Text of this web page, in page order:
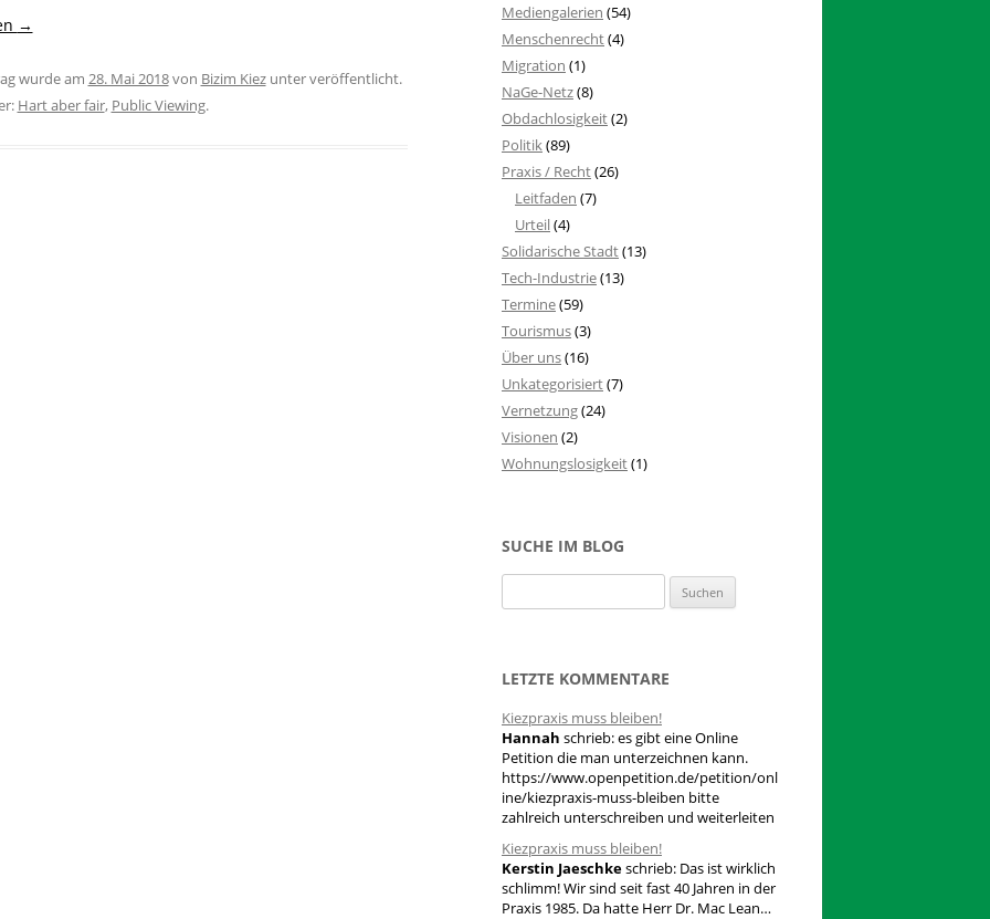
→
wurde am 28. Mai 2018von Bizim Kiezunter veröffentlicht.
Hart aber fair, Public Viewing.
Mediengalerien (54)
Menschenrecht(4)
Migration (1)
NaGe-Netz(8)
Obdachlosigkeit(2)
Politik(89)
Praxis / Recht(26)
Leitfaden (7)
Urteil(4)
Solidarische Stadt(13)
Tech-Industrie(13)
Termine(59)
Tourismus(3)
Über uns(16)
Unkategorisiert(7)
Vernetzung(24)
Visionen (2)
Wohnungslosigkeit(1)
SUCHE IM BLOG
u
n
n
a
c
h
:
LETZTE KOMMENTARE
Kiezpraxis muss bleiben!
Hannah schrieb:es gibt eine Online
Petition die man unterzeichnen kann.
https://www.openpetition.de/petition/onl
ine/kiezpraxis-muss-bleiben bitte
zahlreich unterschreiben und weiterleiten
Kiezpraxis muss bleiben!
Kerstin Jaeschkeschrieb: Das ist wirklich
schlimm! Wir sind seit fast 40 Jahren in der
Praxis 1985. Da hatte Herr Dr. Mac Lean…